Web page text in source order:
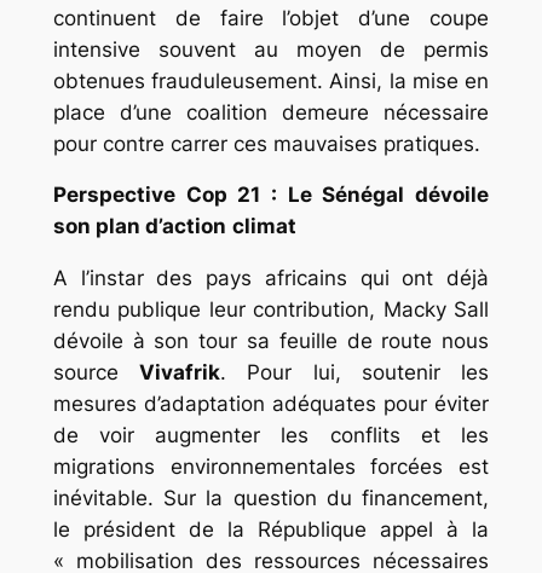
continuent de faire l’objet d’une coupe
intensive souvent au moyen de permis
obtenues frauduleusement. Ainsi, la mise en
place d’une coalition demeure nécessaire
pour contre carrer ces mauvaises pratiques.
Perspective Cop 21 : Le Sénégal dévoile
son plan d’action climat
A l’instar des pays africains qui ont déjà
rendu publique leur contribution, Macky Sall
dévoile à son tour sa feuille de route nous
sourceVivafrik. Pour lui, soutenir les
mesures d’adaptation adéquates pour éviter
de voir augmenter les conflits et les
migrations environnementales forcées est
inévitable. Sur la question du financement,
le président de la République appel à la
« mobilisation des ressources nécessaires